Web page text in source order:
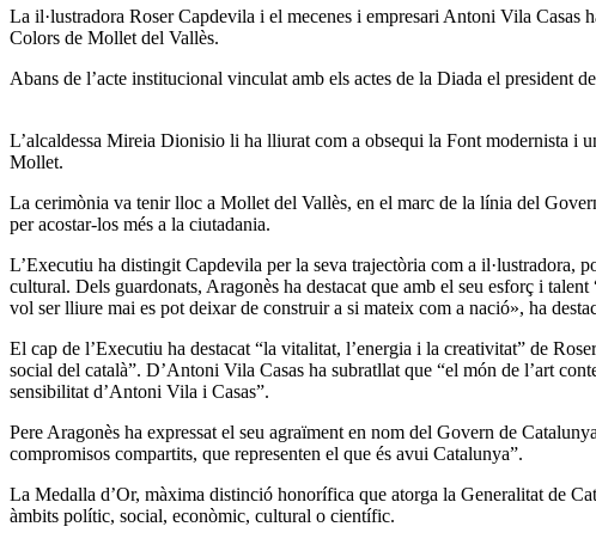
La il·lustradora Roser Capdevila i el mecenes i empresari Antoni Vila Casas
Colors de Mollet del Vallès.
Abans de l’acte institucional vinculat amb els actes de la Diada el president
L’alcaldessa Mireia Dionisio li ha lliurat com a obsequi la Font modernista i
Mollet.
La cerimònia va tenir lloc a Mollet del Vallès, en el marc de la línia del
per acostar-los més a la ciutadania.
L’Executiu ha distingit Capdevila per la seva trajectòria com a il·lustradora,
cultural. Dels guardonats, Aragonès ha destacat que amb el seu esforç i
vol ser lliure mai es pot deixar de construir a si mateix com a nació», ha
El cap de l’Executiu ha destacat “la vitalitat, l’energia i la creativitat” de
social del català”. D’Antoni Vila Casas ha subratllat que “el món de l’art
sensibilitat d’Antoni Vila i Casas”.
Pere Aragonès ha expressat el seu agraïment en nom del Govern de
compromisos compartits, que representen el que és avui Catalunya”.
La Medalla d’Or, màxima distinció honorífica que atorga la Generalitat de
àmbits polític, social, econòmic, cultural o científic.